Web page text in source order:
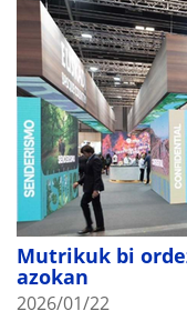
Mutrikuk bi
azokan
2026/01/22